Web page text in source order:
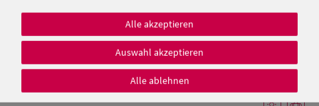
Alle akzeptieren
Auswahl akzeptieren
Alle ablehnen